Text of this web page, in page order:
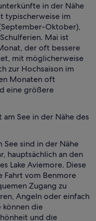
in der Nähe
typischerweise im
Oktober),
Mai ist
der oft bessere
mit möglicherweise
zur Hochsaison im
Monaten oft
eine größere
See in der Nähe des
sind in der Nähe
hauptsächlich an den
Lake Aviemore. Diese
Fahrt vom Benmore
Zugang zu
Angeln oder einfach
können die
und die